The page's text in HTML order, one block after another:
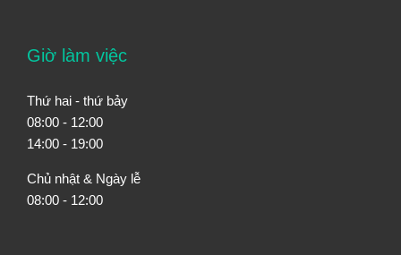
Giờ làm việc
Thứ hai - thứ bảy
08:00 - 12:00
14:00 - 19:00
Chủ nhật & Ngày lễ
08:00 - 12:00